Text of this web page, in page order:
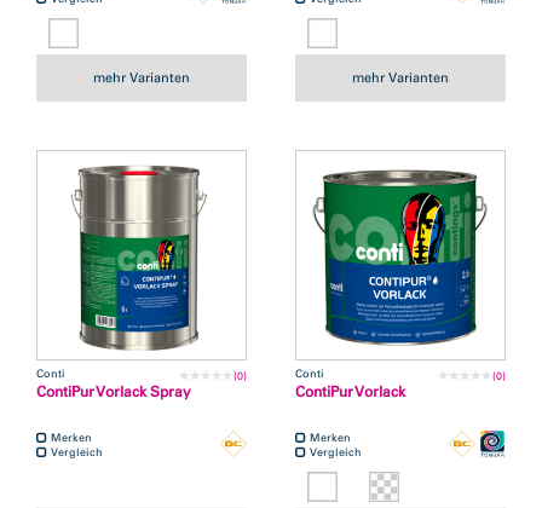
mehr Varianten mehr Varianten
Conti (0)
ContiPur Vorlack Spray
Merken
Vergleich
Conti (0)
ContiPur Vorlack
Merken
Vergleich